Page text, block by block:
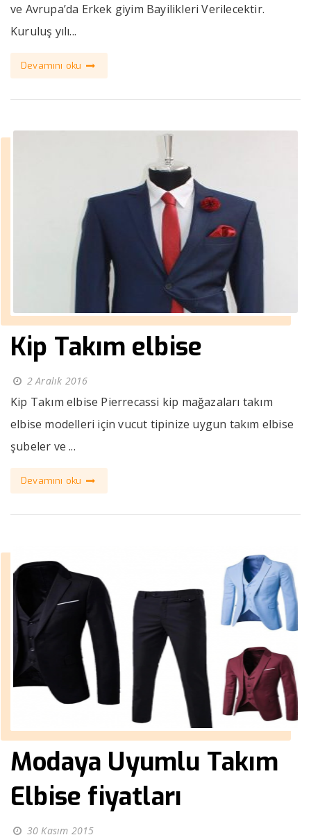
ve Avrupa’da Erkek giyim Bayilikleri Verilecektir.
Kuruluş yılı...
Devamını oku
Kip Takım elbise
2 Aralık 2016
Kip Takım elbise Pierrecassi kip mağazaları takım
elbise modelleri için vucut tipinize uygun takım elbise
şubeler ve ...
Devamını oku
Modaya Uyumlu Takım
Elbise fiyatları
30 Kasım 2015